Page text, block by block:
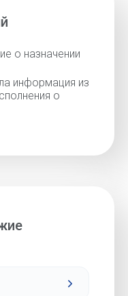
о назначении
информация из
о